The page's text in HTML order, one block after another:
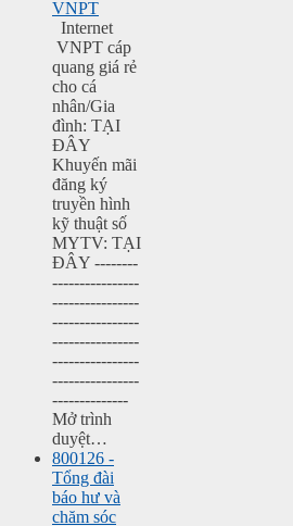
VNPT
Internet
VNPT cáp
quang giá rẻ
cho cá
nhân/Gia
đình: TẠI
ĐÂY
Khuyến mãi
đăng ký
truyền hình
kỹ thuật số
MYTV: TẠI
ĐÂY --------
----------------
----------------
----------------
----------------
----------------
----------------
--------------
Mở trình
duyệt…
800126 -
Tổng đài
báo hư và
chăm sóc